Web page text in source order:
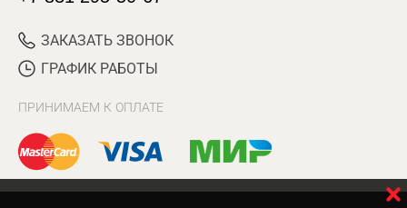
ЗАКАЗАТЬ ЗВОНОК
ГРАФИК РАБОТЫ
ПРИНИМАЕМ К ОПЛАТЕ